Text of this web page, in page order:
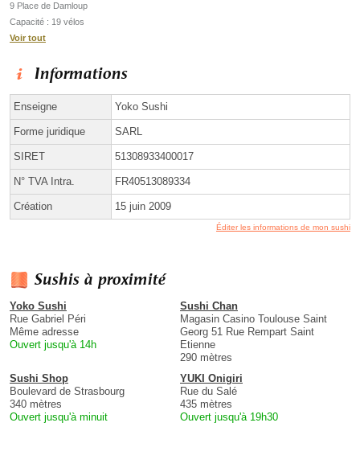
9 Place de Damloup
Capacité : 19 vélos
Voir tout
Informations
Enseigne Yoko Sushi
Forme juridique SARL
SIRET 51308933400017
N° TVA Intra. FR40513089334
Création 15 juin 2009
Éditer les informations de mon sushi
Sushis à proximité
Yoko Sushi
Rue Gabriel Péri
Même adresse
Ouvert jusqu'à 14h
Sushi Chan
Magasin Casino Toulouse Saint
Georg 51 Rue Rempart Saint
Etienne
290 mètres
Sushi Shop
Boulevard de Strasbourg
340 mètres
Ouvert jusqu'à minuit
YUKI Onigiri
Rue du Salé
435 mètres
Ouvert jusqu'à 19h30